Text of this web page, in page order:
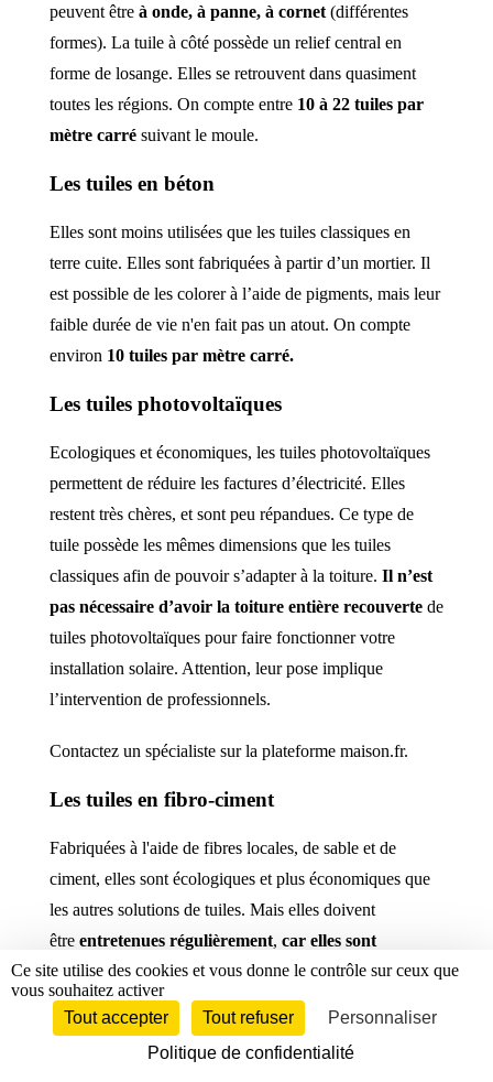
peuvent être à onde, à panne, à cornet (différentes
formes). La tuile à côté possède un relief central en
forme de losange. Elles se retrouvent dans quasiment
toutes les régions. On compte entre 10 à 22 tuiles par
mètre carrésuivant le moule.
Les tuiles en béton
Elles sont moins utilisées que les tuiles classiques en
terre cuite. Elles sont fabriquées à partir d’un mortier. Il
est possible de les colorer à l’aide de pigments, mais leur
faible durée de vie n'en fait pas un atout. On compte
environ 10 tuiles par mètre carré.
Les tuiles photovoltaïques
Ecologiques et économiques, les tuiles photovoltaïques
permettent de réduire les factures d’électricité. Elles
restent très chères, et sont peu répandues. Ce type de
tuile possède les mêmes dimensions que les tuiles
classiques afin de pouvoir s’adapter à la toiture. Il n’est
pas nécessaire d’avoir la toiture entière recouverte de
tuiles photovoltaïques pour faire fonctionner votre
installation solaire. Attention, leur pose implique
l’intervention de professionnels.
Contactez un spécialiste sur la plateforme maison.fr.
Les tuiles en fibro-ciment
Fabriquées à l'aide de fibres locales, de sable et de
ciment, elles sont écologiques et plus économiques que
les autres solutions de tuiles. Mais elles doivent
être entretenues régulièrement, car elles sont
sensibles aux mousses.Moins résistantes, souffrant de
condensation, elles sont souvent responsables de ponts
thermiques. Elles ne font pas partie des toitures les plus
choisies. On compte entre18 à 55 tuiles par mètre
Ce site utilise des cookies et vous donne le contrôle sur ceux que
vous souhaitez activer
Tout accepter
Tout refuser
Personnaliser
Politique de confidentialité